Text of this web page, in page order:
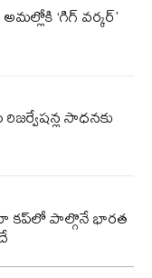
‘గిగ్ వర్కర్’
సాధనకు
పాల్గొనే భారత